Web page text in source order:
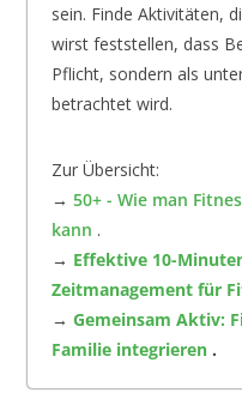
sein. Finde Aktivitäten,
wirst feststellen, dass
Pflicht, sondern als
betrachtet wird.
Zur Übersicht:
→ 50+ - Wie man
kann .
→ Effektive 10-
Zeitmanagement für
→ Gemeinsam Aktiv:
Familie integrieren.